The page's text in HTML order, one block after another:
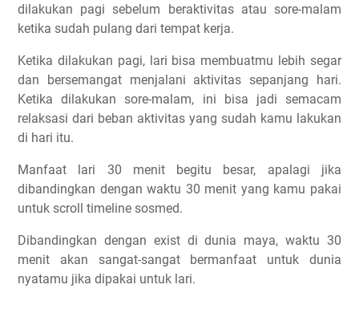
dilakukan pagi sebelum beraktivitas atau sore-malam
ketika sudah pulang dari tempat kerja.
Ketika dilakukan pagi, lari bisa membuatmu lebih segar
dan bersemangat menjalani aktivitas sepanjang hari.
Ketika dilakukan sore-malam, ini bisa jadi semacam
relaksasi dari beban aktivitas yang sudah kamu lakukan
di hari itu.
Manfaat lari 30 menit begitu besar, apalagi jika
dibandingkan dengan waktu 30 menit yang kamu pakai
untuk scroll timeline sosmed.
Dibandingkan dengan exist di dunia maya, waktu 30
menit akan sangat-sangat bermanfaat untuk dunia
nyatamu jika dipakai untuk lari.